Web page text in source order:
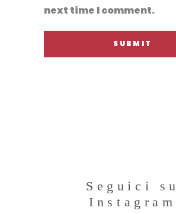
next time I comment.
Seguici su
Instagram